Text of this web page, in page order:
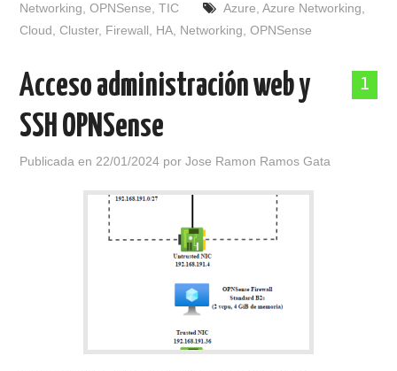
Networking ,OPNSense ,TIC Azure Azure Networking
Cloud ,Cluster, Firewall HA Networking ,OPNSense
1
Acceso administración web y
SSH OPNSense
Publicada en 22/01/2024 porJose Ramon Ramos Gata